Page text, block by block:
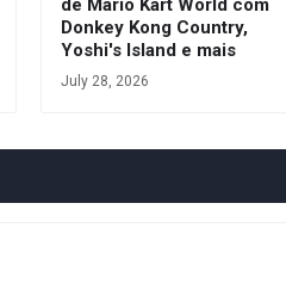
de Mario Kart World com
Donkey Kong Country,
Yoshi's Island e mais
July 28, 2026